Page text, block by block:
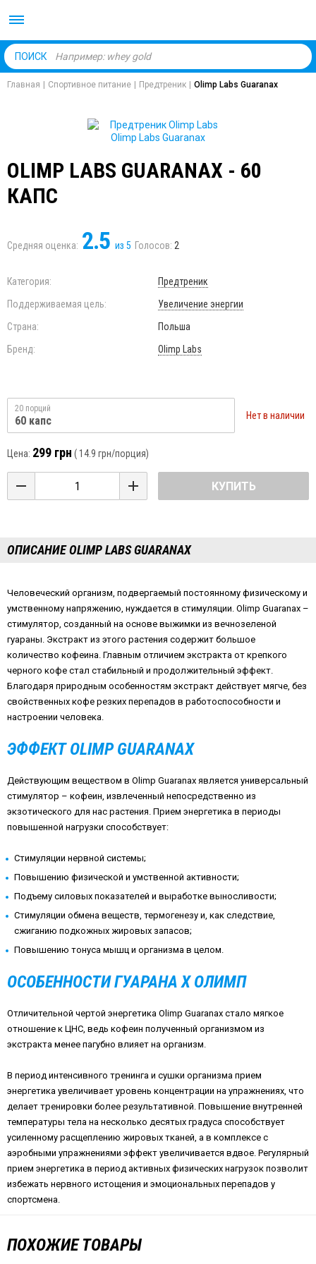
ПОИСК
Главная Спортивное питание Предтреник Olimp Labs Guaranax
OLIMP LABS GUARANAX - 60
КАПС
Средняя оценка: 2.5 из 5 Голосов: 2
Категория:
Предтреник
Поддерживаемая цель:
Увеличение энергии
Страна:
Польша
Бренд:
Olimp Labs
20 порций
60 капс Нет в наличии
Цена: 299 грн ( 14.9 грн/порция)
КУПИТЬ
ОПИСАНИЕ OLIMP LABS GUARANAX
Человеческий организм, подвергаемый постоянному физическому и
умственному напряжению, нуждается в стимуляции. Olimp Guaranax –
стимулятор, созданный на основе выжимки из вечнозеленой
гуараны. Экстракт из этого растения содержит большое
количество кофеина. Главным отличием экстракта от крепкого
черного кофе стал стабильный и продолжительный эффект.
Благодаря природным особенностям экстракт действует мягче, без
свойственных кофе резких перепадов в работоспособности и
настроении человека.
ЭФФЕКТ OLIMP GUARANAX
Действующим веществом в Olimp Guaranax является универсальный
стимулятор – кофеин, извлеченный непосредственно из
экзотического для нас растения. Прием энергетика в периоды
повышенной нагрузки способствует:
Стимуляции нервной системы;
Повышению физической и умственной активности;
Подъему силовых показателей и выработке выносливости;
Стимуляции обмена веществ, термогенезу и, как следствие,
сжиганию подкожных жировых запасов;
Повышению тонуса мышц и организма в целом.
ОСОБЕННОСТИ ГУАРАНА Х ОЛИМП
Отличительной чертой энергетика Olimp Guaranax стало мягкое
отношение к ЦНС, ведь кофеин полученный организмом из
экстракта менее пагубно влияет на организм.
В период интенсивного тренинга и сушки организма прием
энергетика увеличивает уровень концентрации на упражнениях, что
делает тренировки более результативной. Повышение внутренней
температуры тела на несколько десятых градуса способствует
усиленному расщеплению жировых тканей, а в комплексе с
аэробными упражнениями эффект увеличивается вдвое. Регулярный
прием энергетика в период активных физических нагрузок позволит
избежать нервного истощения и эмоциональных перепадов у
спортсмена.
ПОХОЖИЕ ТОВАРЫ